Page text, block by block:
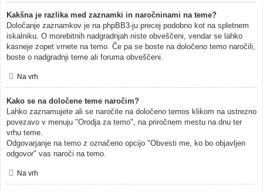
Kakšna je razlika med zaznamki in naročninami na teme?
Določanje zaznamkov je na phpBB3-ju precej podobno kot na spletnem
iskalniku. O morebitnih nadgradnjah niste obveščeni, vendar se lahko
kasneje zopet vrnete na temo. Če pa se boste na določeno temo naročili,
boste o nadgradnji teme ali foruma obveščeni.
Na vrh
Kako se na določene teme naročim?
Lahko zaznamujete ali se naročite na določeno temos klikom na ustrezno
povezavo v menuju "Orodja za temo", na priročnem mestu na dnu ter
vrhu teme.
Odgovarjanje na temo z označeno opcijo "Obvesti me, ko bo objavljen
odgovor" vas naroči na temo.
Na vrh